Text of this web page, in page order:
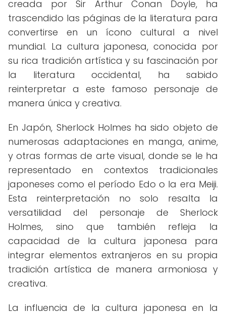
creada por Sir Arthur Conan Doyle, ha
trascendido las páginas de la literatura para
convertirse en un ícono cultural a nivel
mundial. La cultura japonesa, conocida por
su rica tradición artística y su fascinación por
la literatura occidental, ha sabido
reinterpretar a este famoso personaje de
manera única y creativa.
En Japón, Sherlock Holmes ha sido objeto de
numerosas adaptaciones en manga, anime,
y otras formas de arte visual, donde se le ha
representado en contextos tradicionales
japoneses como el período Edo o la era Meiji.
Esta reinterpretación no solo resalta la
versatilidad del personaje de Sherlock
Holmes, sino que también refleja la
capacidad de la cultura japonesa para
integrar elementos extranjeros en su propia
tradición artística de manera armoniosa y
creativa.
La influencia de la cultura japonesa en la